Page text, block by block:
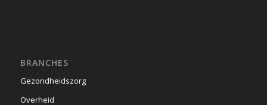
BRANCHES
Gezondheidszorg
Overheid